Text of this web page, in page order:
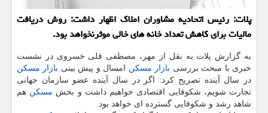
پلات: رئیس اتحادیه مشاوران املاك اظهار داشت: روش دریافت
مالیات برای كاهش تعداد خانه های خالی موثرنخواهد بود.
به گزارش پلات به نقل از مهر، مصطفی­ قلی خسروی در نشست
خبری با مبحث بررسی بازار مسكن امسال و پیش بینی بازار مسكن
در سال آینده تصریح كرد: اگر در سال آینده عضو سازمان جهانی
تجارت شویم، شكوفایی اقتصادی خواهیم داشت و بخش مسكن هم
شاهد رشد و شكوفایی گسترده ای خواهد بود.